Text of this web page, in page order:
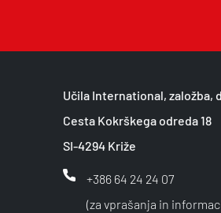
Učila International, založba,
Cesta Kokrškega odreda 18
SI-4294 Križe
+386 64 24 24 07
(za vprašanja in